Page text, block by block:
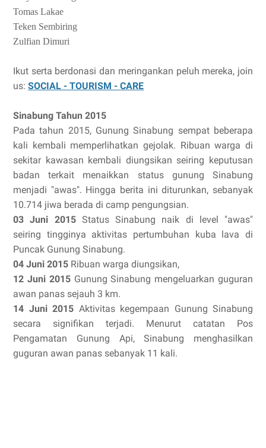
Tomas Lakae
Teken Sembiring
Zulfian Dimuri
Ikut serta berdonasi dan meringankan peluh mereka, join
us: SOCIAL - TOURISM - CARE
Sinabung Tahun 2015
Pada tahun 2015, Gunung Sinabung sempat beberapa
kali kembali memperlihatkan gejolak. Ribuan warga di
sekitar kawasan kembali diungsikan seiring keputusan
badan terkait menaikkan status gunung Sinabung
menjadi "awas". Hingga berita ini diturunkan, sebanyak
10.714 jiwa berada di camp pengungsian.
03 Juni 2015Status Sinabung naik di level "awas"
seiring tingginya aktivitas pertumbuhan kuba lava di
Puncak Gunung Sinabung.
04 Juni 2015 Ribuan warga diungsikan,
12 Juni 2015Gunung Sinabung mengeluarkan guguran
awan panas sejauh 3 km.
14 Juni 2015 Aktivitas kegempaan Gunung Sinabung
secara signifikan terjadi. Menurut catatan Pos
Pengamatan Gunung Api, Sinabung menghasilkan
guguran awan panas sebanyak 11 kali.